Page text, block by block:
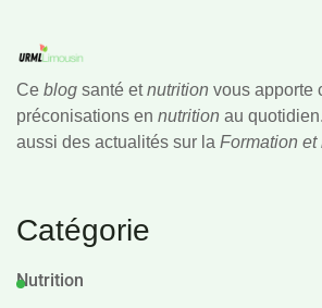
Ce blog santé etnutrition vous apporte
préconisations en nutrition au
aussi des actualités sur la Formation et
Catégorie
Nutrition